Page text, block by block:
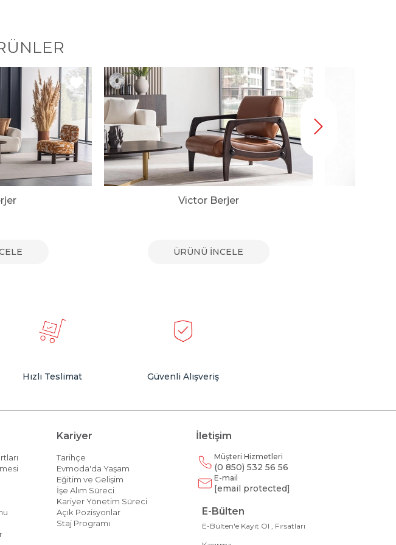
Victor Berjer
ÜRÜNÜ İNCELE
Hızlı Teslimat Güvenli Alışveriş
Kariyer
Tarihçe
Evmoda'da Yaşam
Eğitim ve Gelişim
İşe Alım Süreci
Kariyer Yönetim Süreci
Açık Pozisyonlar
Staj Programı
İletişim
Müşteri Hizmetleri
(0 850) 532 56 56
E-mail
[email protected]
E-Bülten
E-Bülten'e Kayıt Ol , Fırsatları